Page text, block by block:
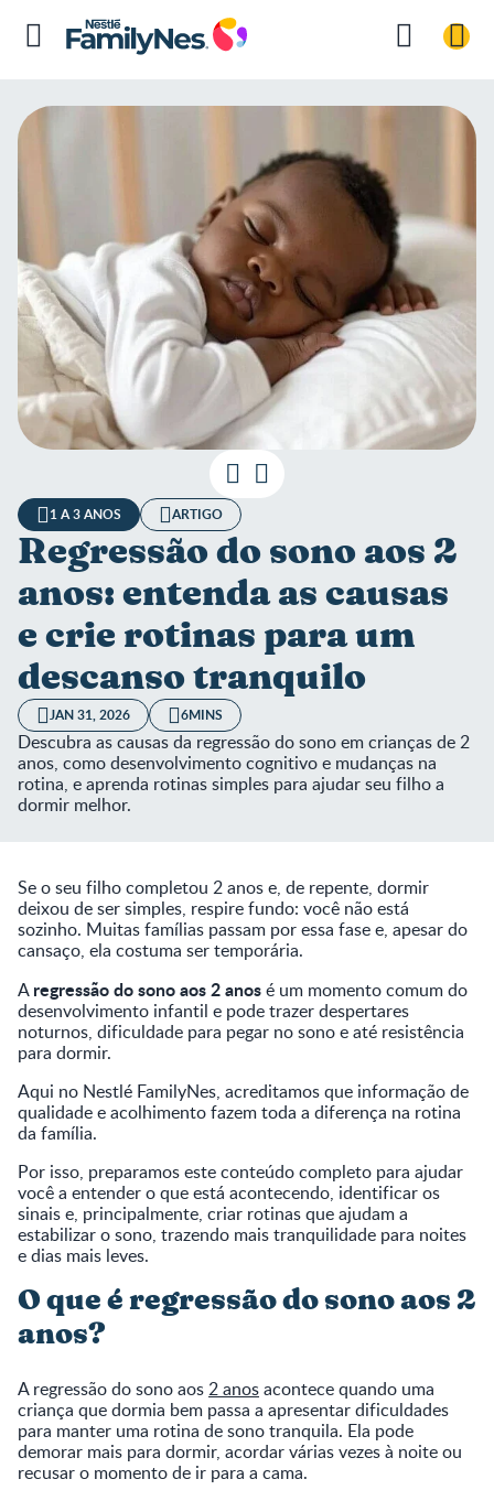
1 A 3 ANOS ARTIGO
Regressão do sono aos 2
anos: entenda as causas
e crie rotinas para um
descanso tranquilo
JAN 31, 2026 6MINS
Descubra as causas da regressão do sono em crianças de 2
anos, como desenvolvimento cognitivo e mudanças na
rotina, e aprenda rotinas simples para ajudar seu filho a
dormir melhor.
Se o seu filho completou 2 anos e, de repente, dormir
deixou de ser simples, respire fundo: você não está
sozinho. Muitas famílias passam por essa fase e, apesar do
cansaço, ela costuma ser temporária.
Aregressão do sono aos 2 anosé um momento comum do
desenvolvimento infantil e pode trazer despertares
noturnos, dificuldade para pegar no sono e até resistência
para dormir.
Aqui no Nestlé FamilyNes, acreditamos que informação de
qualidade e acolhimento fazem toda a diferença na rotina
da família.
Por isso, preparamos este conteúdo completo para ajudar
você a entender o que está acontecendo, identificar os
sinais e, principalmente, criar rotinas que ajudam a
estabilizar o sono, trazendo mais tranquilidade para noites
e dias mais leves.
O que é regressão do sono aos 2
anos?
A regressão do sono aos2 anosacontece quando uma
criança que dormia bem passa a apresentar dificuldades
para manter uma rotina de sono tranquila. Ela pode
demorar mais para dormir, acordar várias vezes à noite ou
recusar o momento de ir para a cama.